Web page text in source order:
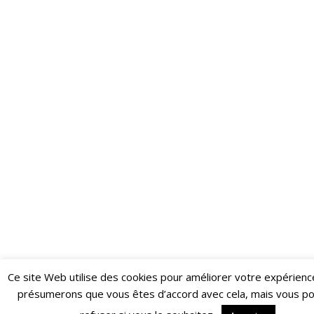
Restez informé·e des dernières actualités du Poing !
Ce site Web utilise des cookies pour améliorer votre
présumerons que vous êtes d’accord avec cela, mais vous